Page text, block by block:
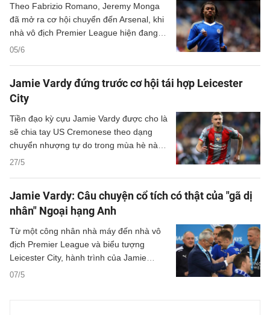
05/6
Theo Fabrizio Romano, Jeremy Monga
đã mở ra cơ hội chuyển đến Arsenal, khi
nhà vô địch Premier League hiện đang
đàm phán với Leicester City.
Jamie Vardy đứng trước cơ hội tái hợp Leicester
City
27/5
Tiền đạo kỳ cựu Jamie Vardy được cho là
sẽ chia tay US Cremonese theo dạng
chuyển nhượng tự do trong mùa hè này,
sau khi đội bóng phải xuống hạng khỏi
Jamie Vardy: Câu chuyện cổ tích có thật của "gã dị
nhân" Ngoại hạng Anh
07/5
Từ một công nhân nhà máy đến nhà vô
địch Premier League và biểu tượng
Leicester City, hành trình của Jamie
Vardy được tái hiện đầy sống động trong